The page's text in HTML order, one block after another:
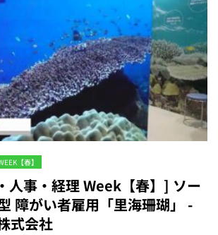
【春】
人事・経理 Week【春】] ソー
障がい者雇用「里海珊瑚」 -
式会社